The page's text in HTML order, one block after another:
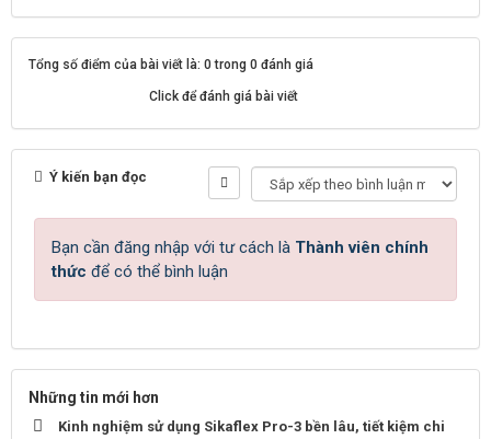
Tổng số điểm của bài viết là: 0 trong 0 đánh giá
Click để đánh giá bài viết
Ý kiến bạn đọc
Bạn cần đăng nhập với tư cách là Thành viên chính
thức để có thể bình luận
Những tin mới hơn
Kinh nghiệm sử dụng Sikaflex Pro-3 bền lâu, tiết kiệm chi